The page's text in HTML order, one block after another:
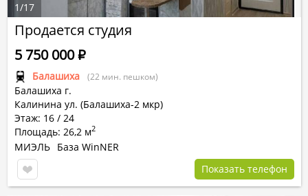
Продается студия
Балашиха (22 мин. пешком)
Балашиха г.
Калинина ул. (Балашиха-2 мкр)
Этаж: 16 / 24
Площадь: 26,2 м2
5 750 000Р
МИЭЛЬ База WinNER
Показать телефон
1/17